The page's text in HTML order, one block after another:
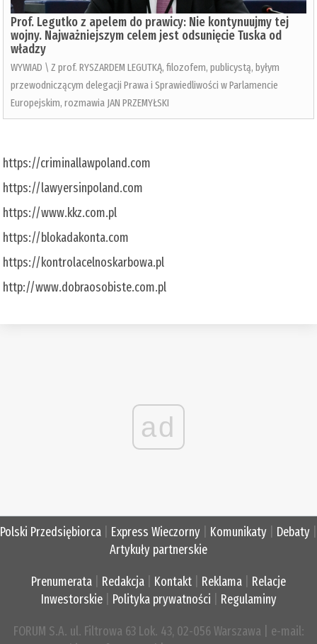
Prof. Legutko z apelem do prawicy: Nie kontynuujmy tej
wojny. Najważniejszym celem jest odsunięcie Tuska od
władzy
WYWIAD \ Z prof. RYSZARDEM LEGUTKĄ, filozofem, publicystą, byłym
przewodniczącym delegacji Prawa i Sprawiedliwości w Parlamencie
Europejskim, rozmawia JAN PRZEMYŁSKI
https://criminallawpoland.com
https://lawyersinpoland.com
https://www.kkz.com.pl
https://blokadakonta.com
https://kontrolacelnoskarbowa.pl
http://www.dobraosobiste.com.pl
ad
Polski Przedsiębiorca Express Wieczorny Komunikaty Debaty
Artykuły partnerskie
Prenumerata Redakcja Kontakt Reklama
Relacje
Inwestorskie| Polityka prywatności Regulaminy
FORUM S.A. ul. Filtrowa 63 Lok. 43, 02-056 Warszawa | e-mail: